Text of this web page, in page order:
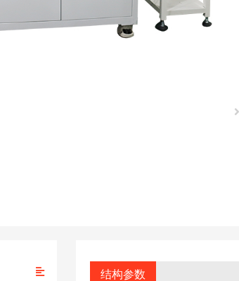
结构参数